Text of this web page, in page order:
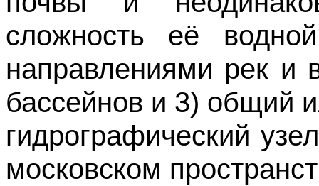
сложность её
направлениями рек и
бассейнов и 3) общий
гидрографический
московском